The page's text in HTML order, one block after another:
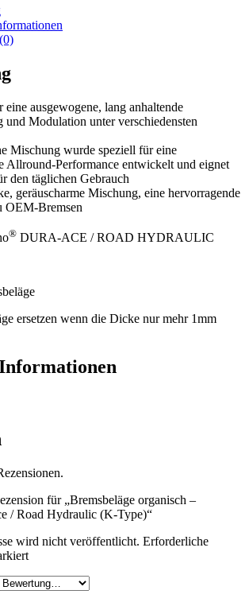
ausgewogene, lang anhaltende
und Modulation unter verschiedensten
Mischung wurde speziell für eine
Allround-Performance entwickelt und eignet
den täglichen Gebrauch
geräuscharme Mischung, eine hervorragende
OEM-Bremsen
® DURA-ACE / ROAD HYDRAULIC
ersetzen wenn die Dicke nur mehr 1mm
für „Bremsbeläge organisch –
/ Road Hydraulic (K-Type)“
wird nicht veröffentlicht. Erforderliche